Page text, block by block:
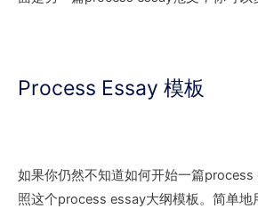
Process Essay 模板
如果你仍然不知道如何开始一篇
照这个process essay大纲模板。简单地